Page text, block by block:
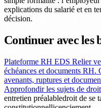
explications du salarié et en
décision.
Continuer avec les
Plateforme RH EDS Relier
échéances et documents RH.
avenants, ruptures et
Approfondir les sujets de
entretien préalabledroit de se